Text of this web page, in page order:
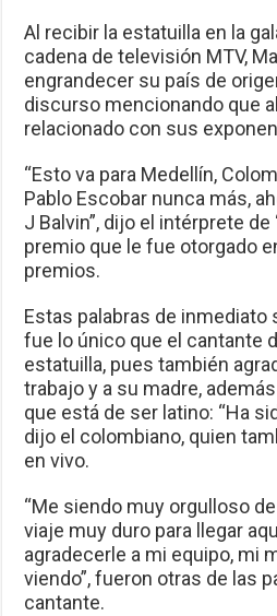
Al recibir la estatuilla en la
cadena de televisión MTV,
engrandecer su país de
discurso mencionando que
relacionado con sus
“Esto va para Medellín,
Pablo Escobar nunca más,
J Balvin”, dijo el intérprete de
premio que le fue otorgado
premios.
Estas palabras de inmediato
fue lo único que el cantante
estatuilla, pues también
trabajo y a su madre,
que está de ser latino: “Ha
dijo el colombiano, quien
en vivo.
“Me siendo muy orgulloso
viaje muy duro para llegar
agradecerle a mi equipo, mi
viendo”, fueron otras de las
cantante.